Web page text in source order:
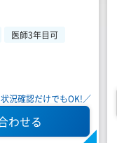
医師3年目可
状況確認だけでもOK!／
わせる